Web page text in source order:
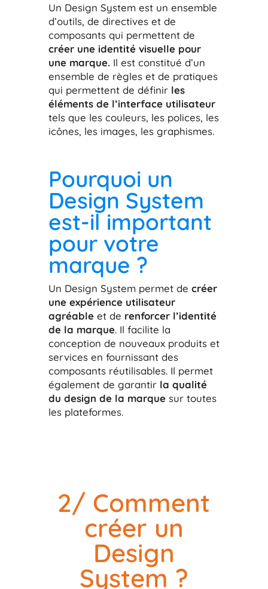
Un Design System est un ensemble
d’outils, de directives et de
composants qui permettent de
créer une identité visuelle pour
une marque.Il est constitué d’un
ensemble de règles et de pratiques
qui permettent de définir les
éléments de l’interface utilisateur
tels que les couleurs, les polices, les
icônes, les images, les graphismes.
Pourquoi un
Design System
est-il important
pour votre
marque ?
Un Design System permet de créer
une expérience utilisateur
agréableet de renforcer l’identité
de la marque. Il facilite la
conception de nouveaux produits et
services en fournissant des
composants réutilisables. Il permet
également de garantir la qualité
du design de la marquesur toutes
les plateformes.
2/ Comment
créer un
Design
System ?